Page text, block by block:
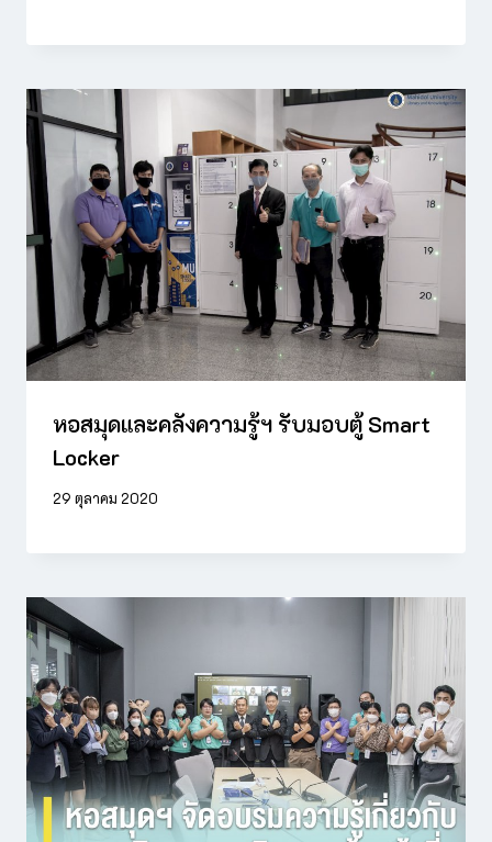
หอสมุดและคลังความรู้ฯ รับมอบตู้ Smart
Locker
29 ตุลาคม 2020